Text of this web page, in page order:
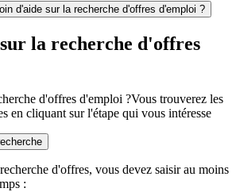
d'aide sur la recherche d'offres d'emploi ?
la recherche d'offres
d'offres d'emploi ?Vous trouverez les
en cliquant sur l'étape qui vous intéresse
d'offres, vous devez saisir au moins
: